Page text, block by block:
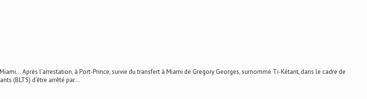
Miami… Après l’arrestation, à Port-Prince, suivie du transfert à Miami de Gregory Georges, surnommé Ti-Kétant, dans le cadre de
(BLTS) d’être arrêté par...